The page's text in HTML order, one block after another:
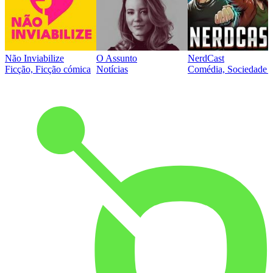
Não Inviabilize
Ficção, Ficção cómica
O Assunto
Notícias
NerdCast
Comédia, Sociedade